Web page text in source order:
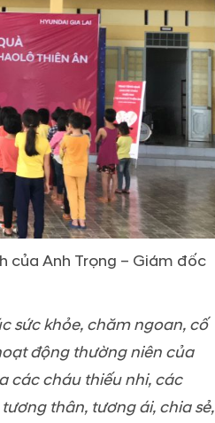
của Anh Trọng – Giám đốc
sức khỏe, chăm ngoan, cố
động thường niên của
các cháu thiếu nhi, các
thân, tương ái, chia sẻ,